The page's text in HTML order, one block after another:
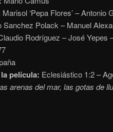
Marisol ‘Pepa Flores’ –
Sanchez Polack – Manuel
Rodríguez – José Yepes
película: Eclesiástico 1:2 –
arenas del mar, las gotas de